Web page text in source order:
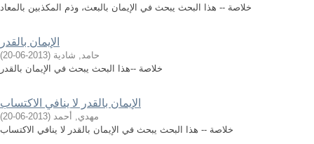
خلاصة -- هذا البحث يبحث في الإيمان بالبعث، وذم المكذبين بالمعاد
الإيمان بالقدر
حامد, شادية (
2013-06-20
)
خلاصة --هذا البحث يبحث في الإيمان بالقدر
الإيمان بالقدر لا ينافي الاكتساب
مهدي, أحمد (
2013-06-20
)
خلاصة -- هذا البحث يبحث في الإيمان بالقدر لا ينافي الاكتساب